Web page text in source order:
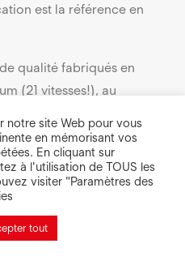
est la référence en
qualité fabriqués en
(21 vitesses!), au
leur bonheur avec
aussi avec des
le siège enfant, le vélo
enfant.
vous pourrez
notre site Web pour vous
en mémorisant vos
En cliquant sur
à l'utilisation de TOUS les
visiter "Paramètres des
tout